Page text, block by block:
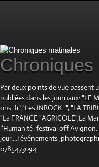
Par deux points de vue passent
publiées dans les journaux: "LE
obs .fr","Les INROCK...", "LA
"La FRANCE "AGRICOLE",La
l'Humanité. festival off Avignon.
jour....! événements
0785473094